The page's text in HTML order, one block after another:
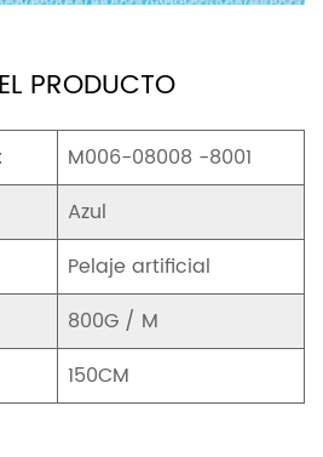
PRODUCTO
M006-08008 -8001
Azul
Pelaje artificial
800G / M
150CM